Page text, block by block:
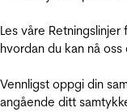
Les våre
hvordan du kan nå
Vennligst oppgi din
angående ditt